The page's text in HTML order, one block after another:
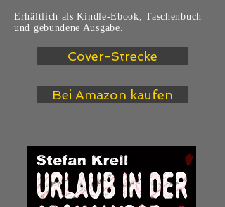
Erhältlich als Kindle-Ebook, Taschenbuch
und gebundene Ausgabe.
Cover-Strecke
Bei Amazon kaufen